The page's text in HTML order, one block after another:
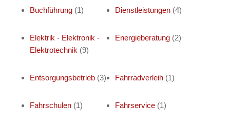
Buchführung(1) Dienstleistungen(4)
Elektrik - Elektronik -
Elektrotechnik (9)
Energieberatung(2)
Entsorgungsbetrieb(3) Fahrradverleih(1)
Fahrschulen(1) Fahrservice(1)